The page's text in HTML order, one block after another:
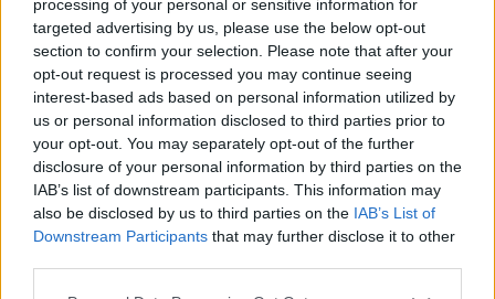
processing of your personal or sensitive information for
targeted advertising by us, please use the below opt-out
section to confirm your selection. Please note that after your
opt-out request is processed you may continue seeing
interest-based ads based on personal information utilized by
us or personal information disclosed to third parties prior to
your opt-out. You may separately opt-out of the further
disclosure of your personal information by third parties on the
IAB’s list of downstream participants. This information may
also be disclosed by us to third parties on the IAB’s List of
Downstream Participants that may further disclose it to other
newsletter di Bologna Welcome per restare
aggiornati su eventi, offerte e curiosità.
AUTORE
Bianca Magni
Bianca Magni ha trascritto a mano il diario di
un collezionista fiorentino trovato all'Archivio
di Stato per una serie sul Rinascimento
urbano; è collaboratrice storica che propone